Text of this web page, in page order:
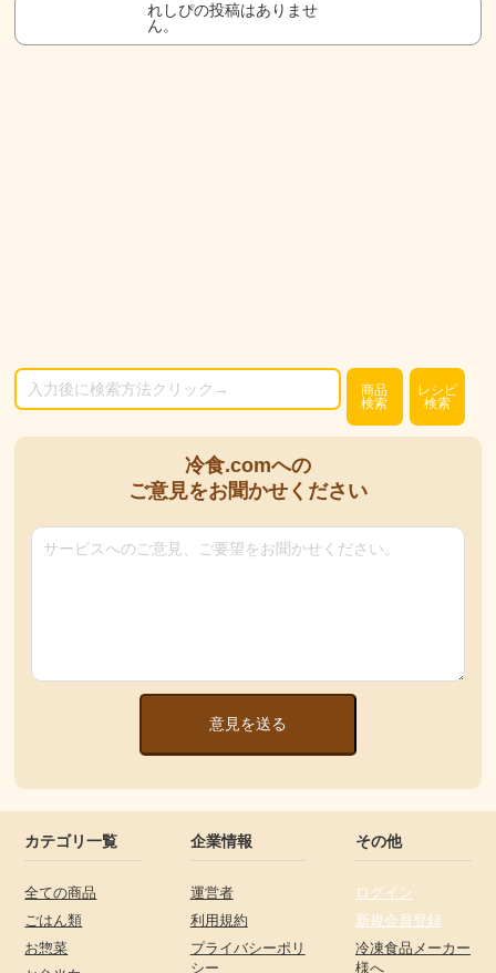
れしぴの投稿はありませ
ん。
商品
検索
レシピ
検索
冷食.comへの
ご意見をお聞かせください
意見を送る
カテゴリ一覧
全ての商品
ごはん類
お惣菜
企業情報
運営者
利用規約
プライバシーポリ
シー
その他
ログイン
新規会員登録
冷凍食品メーカー
様へ